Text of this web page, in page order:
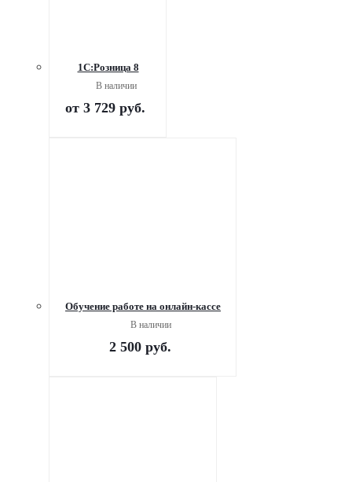
1С:Розница 8
В наличии
от 3 729 руб.
Обучение работе на онлайн-кассе
В наличии
2 500 руб.